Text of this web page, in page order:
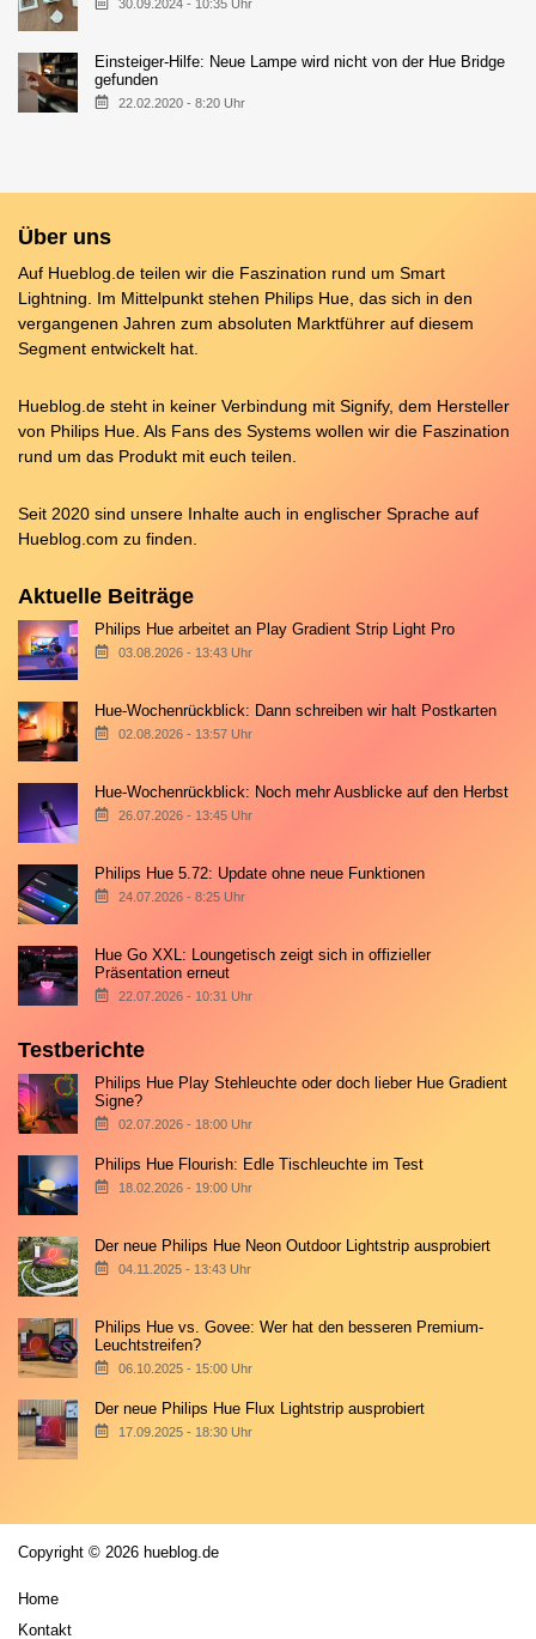
30.09.2024 - 10:35 Uhr
Einsteiger-Hilfe: Neue Lampe wird nicht von der Hue Bridge
gefunden
22.02.2020 - 8:20 Uhr
Über uns
Auf Hueblog.de teilen wir die Faszination rund um Smart
Lightning. Im Mittelpunkt stehen Philips Hue, das sich in den
vergangenen Jahren zum absoluten Marktführer auf diesem
Segment entwickelt hat.
Hueblog.de steht in keiner Verbindung mit Signify, dem Hersteller
von Philips Hue. Als Fans des Systems wollen wir die Faszination
rund um das Produkt mit euch teilen.
Seit 2020 sind unsere Inhalte auch in englischer Sprache auf
Hueblog.com zu finden.
Aktuelle Beiträge
Philips Hue arbeitet an Play Gradient Strip Light Pro
03.08.2026 - 13:43 Uhr
Hue-Wochenrückblick: Dann schreiben wir halt Postkarten
02.08.2026 - 13:57 Uhr
Hue-Wochenrückblick: Noch mehr Ausblicke auf den Herbst
26.07.2026 - 13:45 Uhr
Philips Hue 5.72: Update ohne neue Funktionen
24.07.2026 - 8:25 Uhr
Hue Go XXL: Loungetisch zeigt sich in offizieller
Präsentation erneut
22.07.2026 - 10:31 Uhr
Testberichte
Philips Hue Play Stehleuchte oder doch lieber Hue Gradient
Signe?
02.07.2026 - 18:00 Uhr
Philips Hue Flourish: Edle Tischleuchte im Test
18.02.2026 - 19:00 Uhr
Der neue Philips Hue Neon Outdoor Lightstrip ausprobiert
04.11.2025 - 13:43 Uhr
Philips Hue vs. Govee: Wer hat den besseren Premium-
Leuchtstreifen?
06.10.2025 - 15:00 Uhr
Der neue Philips Hue Flux Lightstrip ausprobiert
17.09.2025 - 18:30 Uhr
Copyright © 2026 hueblog.de
Home
Kontakt